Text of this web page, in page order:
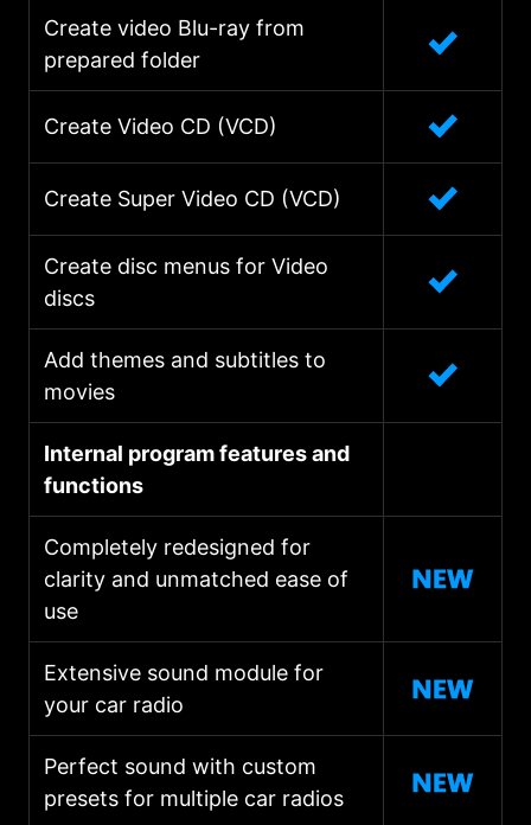
Create video Blu-ray from
prepared folder
Create Video CD (VCD)
Create Super Video CD (VCD)
Create disc menus for Video
discs
Add themes and subtitles to
movies
Internal program features and
functions
Completely redesigned for
clarity and unmatched ease of
use
Extensive sound module for
your car radio
Perfect sound with custom
presets for multiple car radios